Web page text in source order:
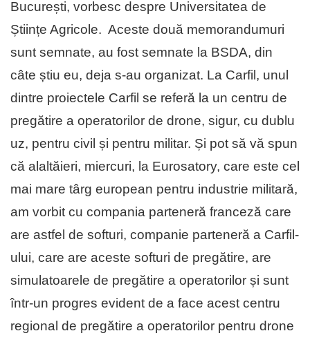
București, vorbesc despre Universitatea de
Științe Agricole. Aceste două memorandumuri
sunt semnate, au fost semnate la BSDA, din
câte știu eu, deja s-au organizat. La Carfil, unul
dintre proiectele Carfil se referă la un centru de
pregătire a operatorilor de drone, sigur, cu dublu
uz, pentru civil și pentru militar. Și pot să vă spun
că alaltăieri, miercuri, la Eurosatory, care este cel
mai mare târg european pentru industrie militară,
am vorbit cu compania parteneră franceză care
are astfel de softuri, companie parteneră a Carfil-
ului, care are aceste softuri de pregătire, are
simulatoarele de pregătire a operatorilor și sunt
într-un progres evident de a face acest centru
regional de pregătire a operatorilor pentru drone